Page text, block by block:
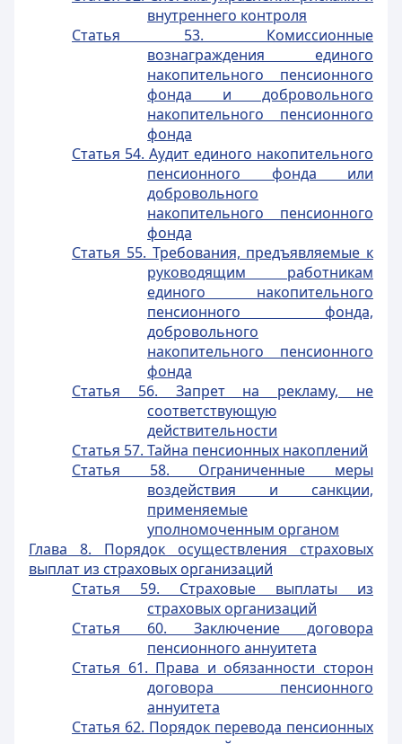
внутреннего контроля
Статья 53. Комиссионные
вознаграждения единого
накопительного пенсионного
фонда и добровольного
накопительного пенсионного
фонда
Статья 54. Аудит единого накопительного
пенсионного фонда или
добровольного
накопительного пенсионного
фонда
Статья 55. Требования, предъявляемые к
руководящим работникам
единого накопительного
пенсионного фонда,
добровольного
накопительного пенсионного
фонда
Статья 56. Запрет на рекламу, не
соответствующую
действительности
Статья 57. Тайна пенсионных накоплений
Статья 58. Ограниченные меры
воздействия и санкции,
применяемые
уполномоченным органом
Глава 8. Порядок осуществления страховых
выплат из страховых организаций
Статья 59. Страховые выплаты из
страховых организаций
Статья 60. Заключение договора
пенсионного аннуитета
Статья 61. Права и обязанности сторон
договора пенсионного
аннуитета
Статья 62. Порядок перевода пенсионных